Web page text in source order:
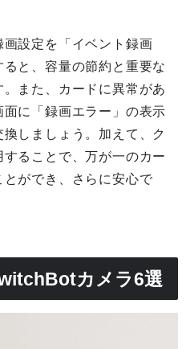
設定を「イベント録画
ると、容量の節約と重要な
また、カードに異常があ
に「録画エラー」の表示
しましょう。加えて、ク
ることで、万が一のカー
とができ、さらに安心で
カメラ6選